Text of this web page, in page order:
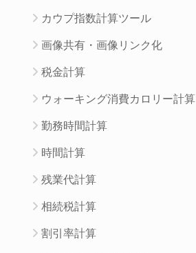
カウプ指数計算ツール
画像共有・画像リンク化
税金計算
ウォーキング消費カロリー計算
勤務時間計算
時間計算
残業代計算
相続税計算
割引率計算